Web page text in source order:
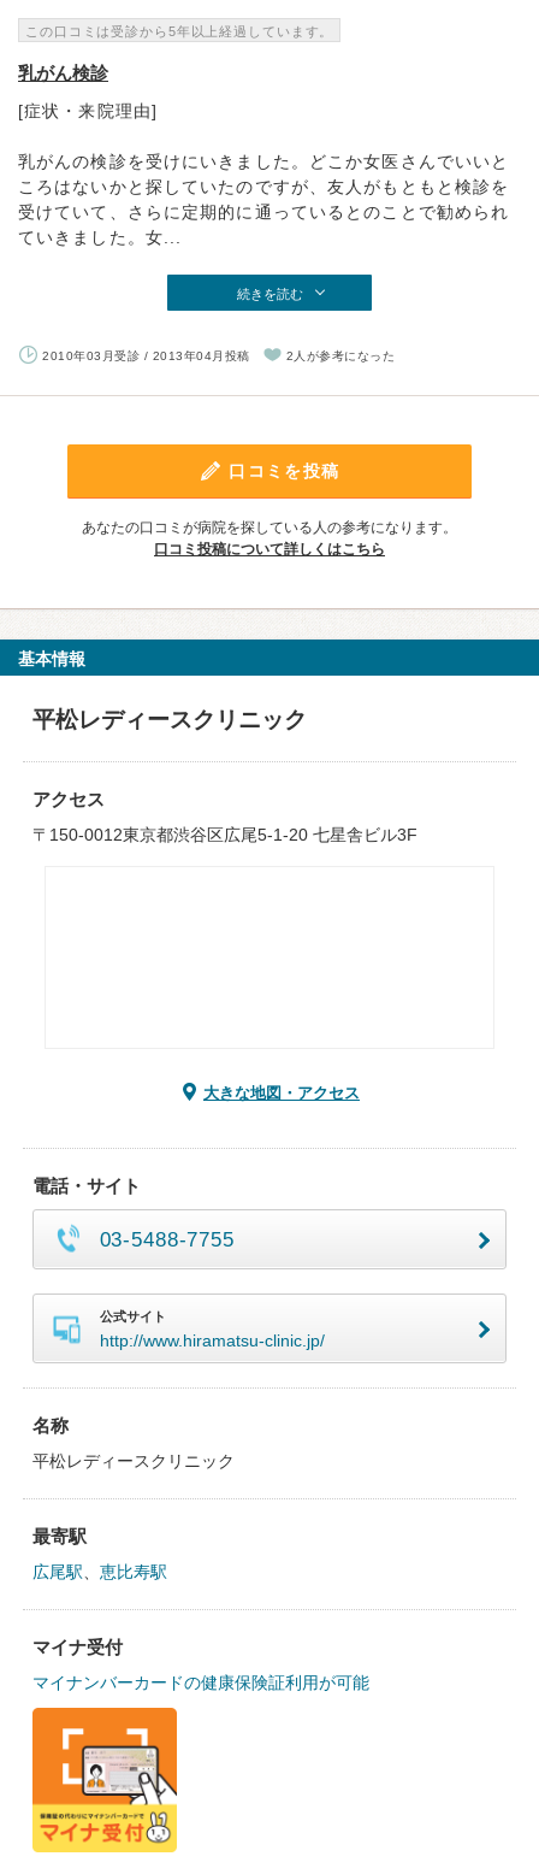
この口コミは受診から5年以上経過しています。
乳がん検診
[症状・来院理由]
乳がんの検診を受けにいきました。どこか女医さんでいいと
ころはないかと探していたのですが、友人がもともと検診を
受けていて、さらに定期的に通っているとのことで勧められ
ていきました。女...
続きを読む
2010年03月受診 / 2013年04月投稿 2人が参考になった
口コミを投稿
あなたの口コミが病院を探している人の参考になります。
口コミ投稿について詳しくはこちら
基本情報
平松レディースクリニック
アクセス
〒150-0012東京都渋谷区広尾5-1-20 七星舎ビル3F
大きな地図・アクセス
電話・サイト
03-5488-7755
公式サイト
http://www.hiramatsu-clinic.jp/
名称
平松レディースクリニック
最寄駅
広尾駅 恵比寿駅
マイナ受付
マイナンバーカードの健康保険証利用が可能